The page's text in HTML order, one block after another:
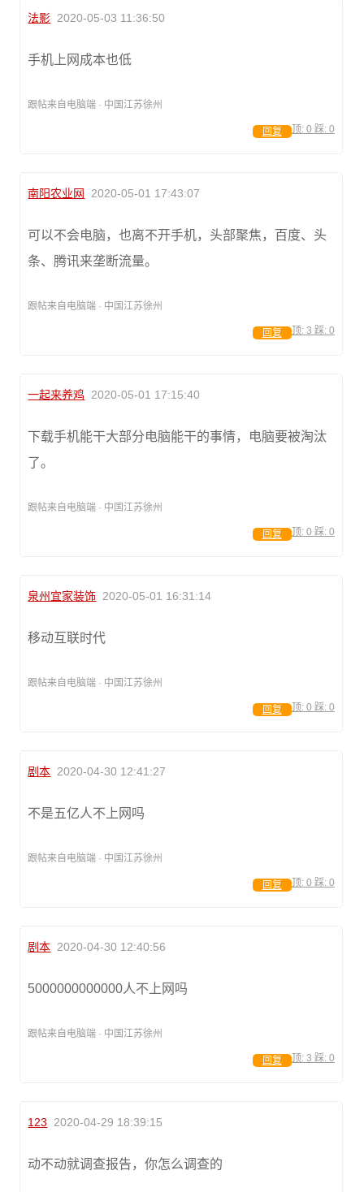
法影 2020-05-03 11:36:50
手机上网成本也低
跟帖来自电脑端 · 中国江苏徐州
顶: 0 踩: 0
回复
南阳农业网 2020-05-01 17:43:07
可以不会电脑，也离不开手机，头部聚焦，百度、头
条、腾讯来垄断流量。
跟帖来自电脑端 · 中国江苏徐州
顶: 3 踩: 0
回复
一起来养鸡 2020-05-01 17:15:40
下载手机能干大部分电脑能干的事情，电脑要被淘汰
了。
跟帖来自电脑端 · 中国江苏徐州
顶: 0 踩: 0
回复
泉州宜家装饰 2020-05-01 16:31:14
移动互联时代
跟帖来自电脑端 · 中国江苏徐州
顶: 0 踩: 0
回复
剧本 2020-04-30 12:41:27
不是五亿人不上网吗
跟帖来自电脑端 · 中国江苏徐州
顶: 0 踩: 0
回复
剧本 2020-04-30 12:40:56
5000000000000人不上网吗
跟帖来自电脑端 · 中国江苏徐州
顶: 3 踩: 0
回复
123 2020-04-29 18:39:15
动不动就调查报告，你怎么调查的